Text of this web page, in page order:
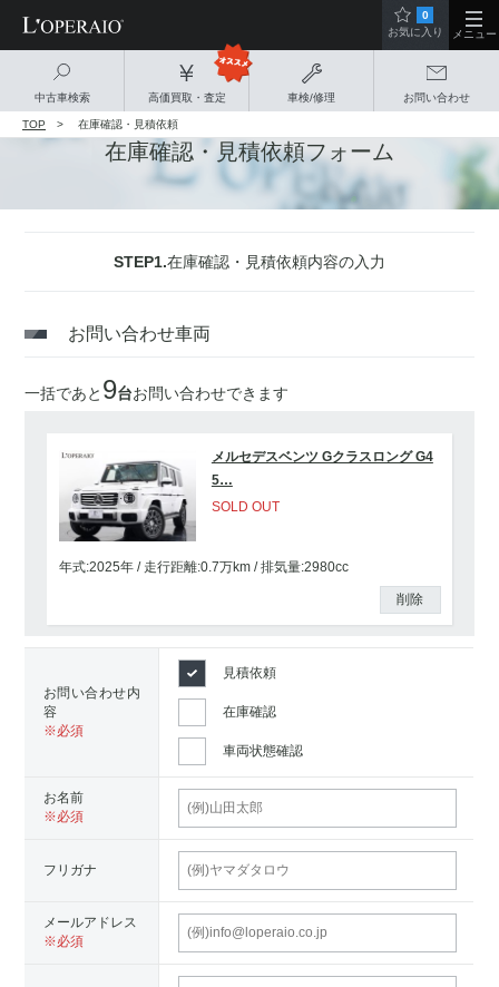
中古車検索 高価買取・査定 車検/修理 お問い合わせ
0
お気に入り
メニュー
TOP 在庫確認・見積依頼
在庫確認・見積依頼フォーム
STEP1.在庫確認・見積依頼内容の入力
お問い合わせ車両
一括であと 9台お問い合わせできます
メルセデスベンツ Gクラスロング G4
5…
SOLD OUT
年式:2025年 走行距離:0.7万km 排気量:2980cc
削除
お問い合わせ内
容
見積依頼
在庫確認
車両状態確認
お名前
フリガナ
メールアドレス